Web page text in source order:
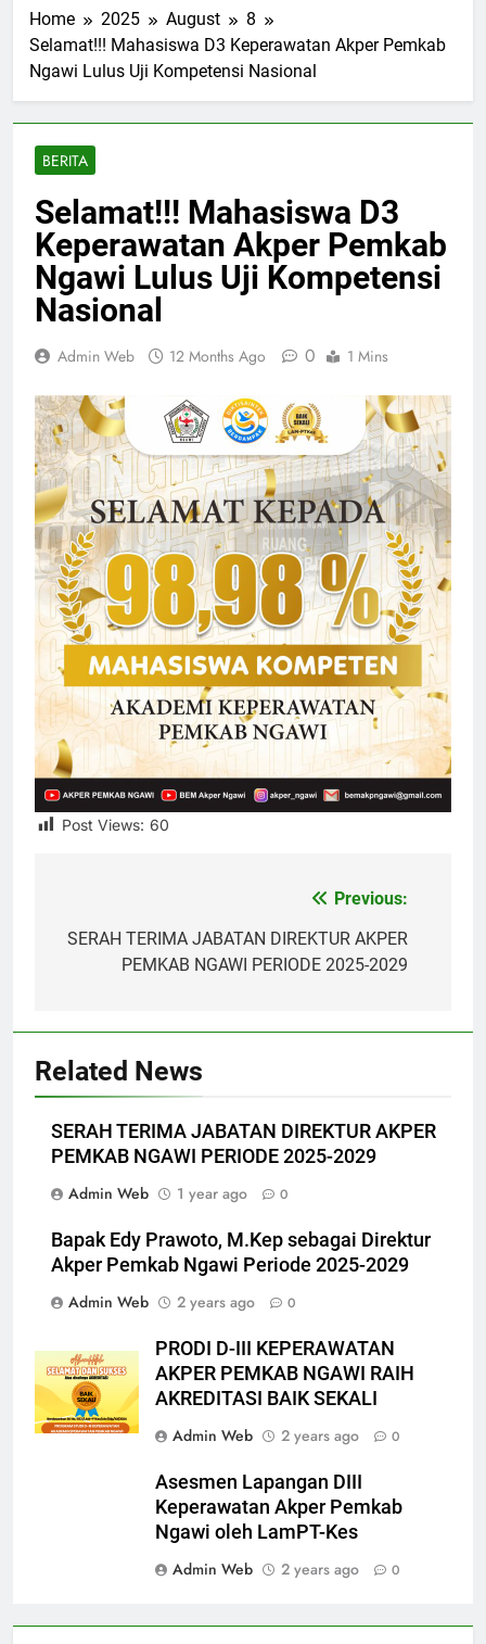
Home 2025 August
8
Selamat!!! Mahasiswa D3 Keperawatan Akper Pemkab
Ngawi Lulus Uji Kompetensi Nasional
BERITA
Selamat!!! Mahasiswa D3
Keperawatan Akper Pemkab
Ngawi Lulus Uji Kompetensi
Nasional
Admin Web 12 Months Ago 0 1 Mins
Post Views: 60
navigation
Previous:
SERAH TERIMA JABATAN DIREKTUR AKPER
PEMKAB NGAWI PERIODE 2025-2029
Related News
SERAH TERIMA JABATAN DIREKTUR AKPER
PEMKAB NGAWI PERIODE 2025-2029
Admin Web
1 year ago 0
Bapak Edy Prawoto, M.Kep sebagai Direktur
Akper Pemkab Ngawi Periode 2025-2029
Admin Web
2 years ago 0
PRODI D-III KEPERAWATAN
AKPER PEMKAB NGAWI RAIH
AKREDITASI BAIK SEKALI
Admin Web
2 years ago 0
Asesmen Lapangan DIII
Keperawatan Akper Pemkab
Ngawi oleh LamPT-Kes
Admin Web
2 years ago 0